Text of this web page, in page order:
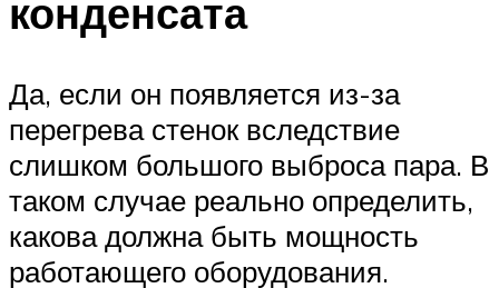
конденсата
Да, если он появляется из-за
перегрева стенок вследствие
слишком большого выброса пара. В
таком случае реально определить,
какова должна быть мощность
работающего оборудования.